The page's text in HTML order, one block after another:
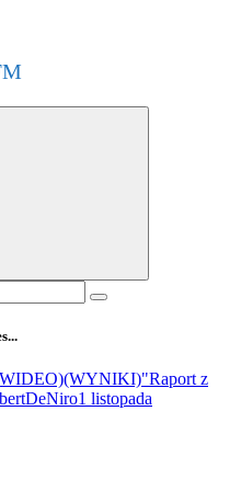
(WYNIKI)"Raport z
1 listopada